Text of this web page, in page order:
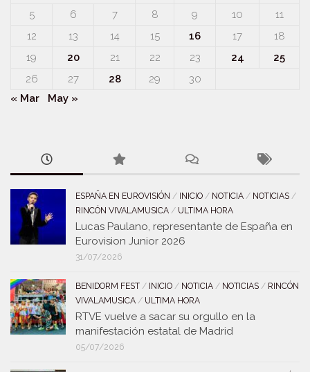
5
6 7 8 9 10
11
12
13 14 15 16 17
18
19
20 21 22 23 24
25
26
27 28 29
30
« Mar
May »
ESPAÑA EN EUROVISIÓN / INICIO / NOTICIA / NOTICIAS /
RINCÓN VIVALAMUSICA / ULTIMA HORA
Lucas Paulano, representante de España en
Eurovision Junior 2026
31/07/2026
BENIDORM FEST / INICIO / NOTICIA / NOTICIAS / RINCÓN
VIVALAMUSICA / ULTIMA HORA
RTVE vuelve a sacar su orgullo en la
manifestación estatal de Madrid
05/07/2026